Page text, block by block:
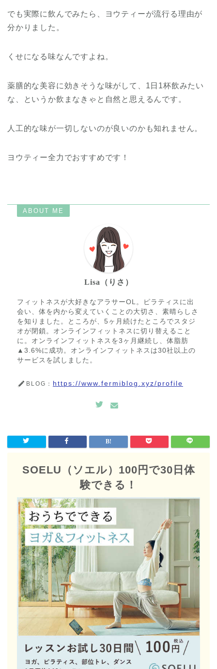
でも実際に飲んでみたら、ヨウティーが流行る理由が
分かりました。
くせになる味なんですよね。
薬膳的な美容に効きそうな味がして、1日1杯飲みたい
な、というか飲まなきゃと自然と思えるんです。
人工的な味が一切しないのが良いのかも知れません。
ヨウティー全力でおすすめです！
ABOUT ME
Lisa（りさ）
フィットネスが大好きなアラサーOL。ピラティスに出
会い、体を内から変えていくことの大切さ、素晴らしさ
を知りました。ところが、5ヶ月続けたところでスタジ
オが閉鎖。オンラインフィットネスに切り替えること
に。オンラインフィットネスを3ヶ月継続し、体脂肪
▲3.6%に成功。オンラインフィットネスは30社以上の
サービスを試しました。
BLOG： https://www.fermiblog.xyz/profile
SOELU（ソエル）100円で30日体
験できる！